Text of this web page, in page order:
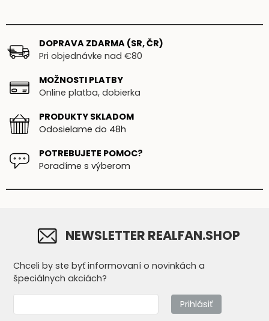
DOPRAVA ZDARMA (SR, ČR)
Pri objednávke nad €80
MOŽNOSTI PLATBY
Online platba, dobierka
PRODUKTY SKLADOM
Odosielame do 48h
POTREBUJETE POMOC?
Poradíme s výberom
NEWSLETTER REALFAN.SHOP
Chceli by ste byť informovaní o novinkách a
špeciálnych akciách?
Prihlásiť